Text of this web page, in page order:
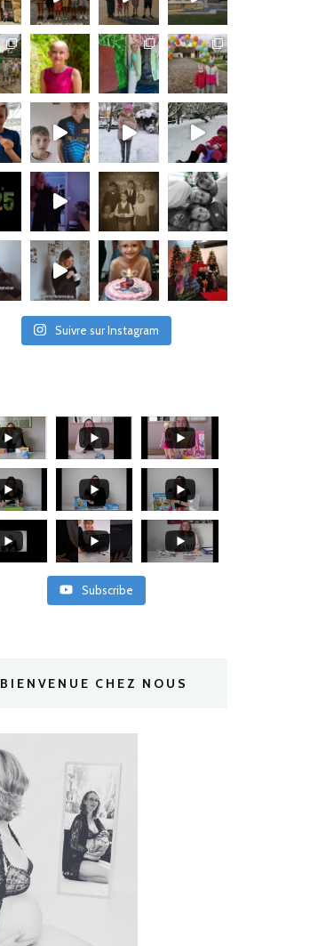
Suivre sur Instagram
Subscribe
BIENVENUE CHEZ NOUS